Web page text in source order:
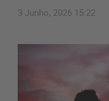
3 Junho, 2026 15:22